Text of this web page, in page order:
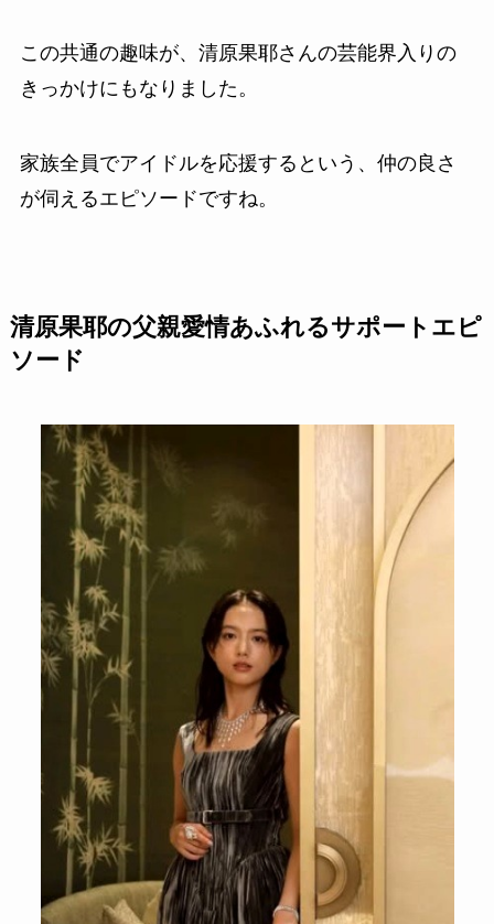
この共通の趣味が、清原果耶さんの芸能界入りの
きっかけにもなりました。
家族全員でアイドルを応援するという、仲の良さ
が伺えるエピソードですね。
清原果耶の父親愛情あふれるサポートエピ
ソード